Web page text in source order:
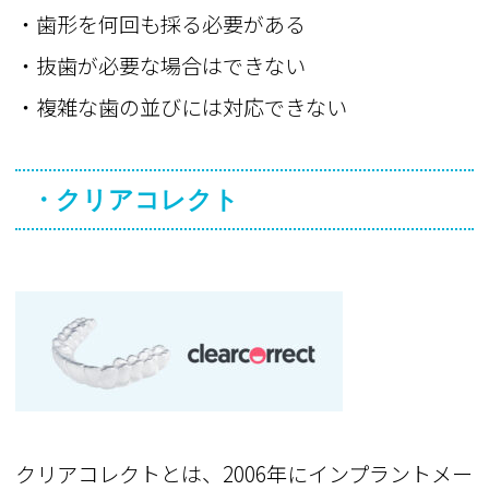
・歯形を何回も採る必要がある
・抜歯が必要な場合はできない
・複雑な歯の並びには対応できない
・クリアコレクト
クリアコレクトとは、2006年にインプラントメー